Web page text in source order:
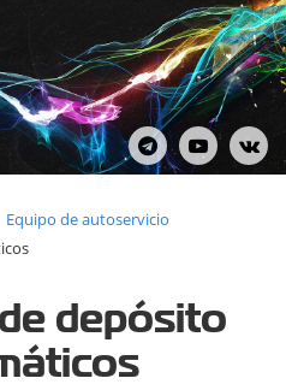
Equipo de autoservicio
depósito